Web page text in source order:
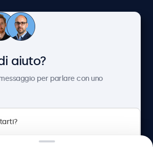
Servizio Clienti
aiuto?
per parlare con uno